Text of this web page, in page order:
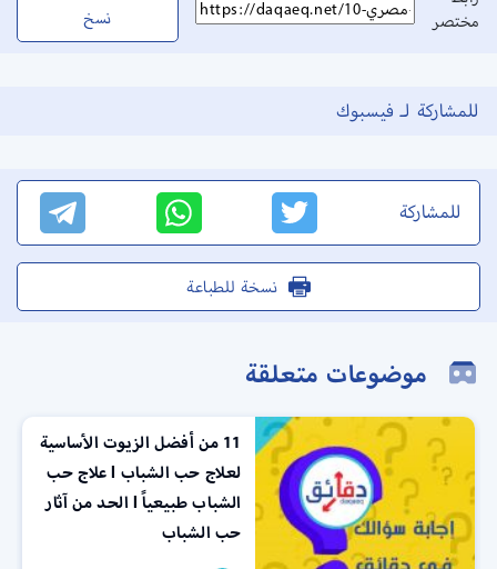
مختصر
نسخ
للمشاركة لـ فيسبوك
للمشاركة
نسخة للطباعة
موضوعات متعلقة
11 من أفضل الزيوت الأساسية
لعلاج حب الشباب l علاج حب
الشباب طبيعياً l الحد من آثار
حب الشباب